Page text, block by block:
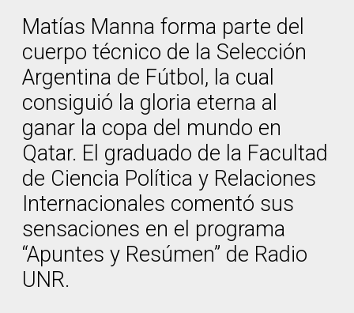
Matías Manna forma parte del
cuerpo técnico de la Selección
Argentina de Fútbol, la cual
consiguió la gloria eterna al
ganar la copa del mundo en
Qatar. El graduado de la Facultad
de Ciencia Política y Relaciones
Internacionales comentó sus
sensaciones en el programa
“Apuntes y Resúmen” de Radio
UNR.